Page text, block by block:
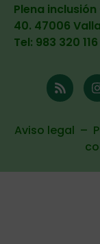
Plena
40. 47006
Tel: 983 320 116
Aviso legal –